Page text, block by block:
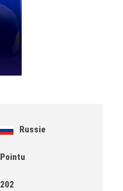
Russie
Pointu
202